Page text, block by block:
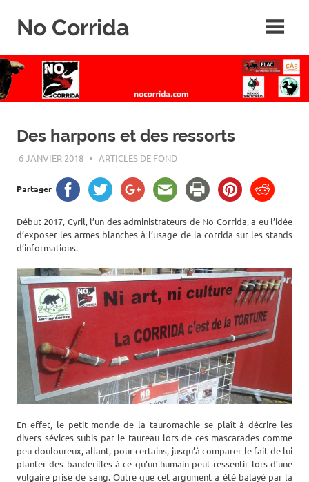
No Corrida
de
la
corrida
Des harpons et des ressorts
6 JANVIER 2018 ROGER LAHANA
ARTICLES DE FOND
Partager
Début 2017, Cyril, l’un des administrateurs de No Corrida, a eu l’idée
d’exposer les armes blanches à l’usage de la corrida sur les stands
d’informations.
En effet, le petit monde de la tauromachie se plaît à décrire les
divers sévices subis par le taureau lors de ces mascarades comme
peu douloureux, allant, pour certains, jusqu’à comparer le fait de lui
planter des banderilles à ce qu’un humain peut ressentir lors d’une
vulgaire prise de sang. Outre que cet argument a été balayé par la